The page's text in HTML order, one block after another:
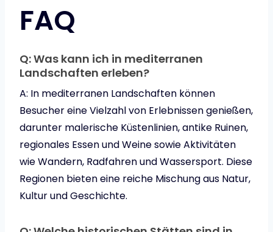
FAQ
Q: Was kann ich in mediterranen
Landschaften erleben?
A: In mediterranen Landschaften können
Besucher eine Vielzahl von Erlebnissen genießen,
darunter malerische Küstenlinien, antike Ruinen,
regionales Essen und Weine sowie Aktivitäten
wie Wandern, Radfahren und Wassersport. Diese
Regionen bieten eine reiche Mischung aus Natur,
Kultur und Geschichte.